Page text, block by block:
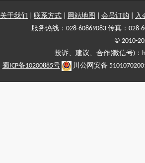
关于我们 联系方式 网站地图 会员订购
入
服务热线：028-60869083 传真：028-
© 2010-
投诉、建议、合作(微信号)
蜀ICP备10200885号
川公网安备